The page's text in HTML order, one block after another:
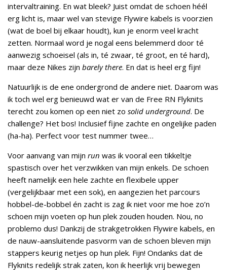
intervaltraining. En wat bleek? Juist omdat de schoen héél
erg licht is, maar wel van stevige Flywire kabels is voorzien
(wat de boel bij elkaar houdt), kun je enorm veel kracht
zetten. Normaal word je nogal eens belemmerd door té
aanwezig schoeisel (als in, té zwaar, té groot, en té hard),
maar deze Nikes zijn barely there. En dat is heel erg fijn!
Natuurlijk is de ene ondergrond de andere niet. Daarom was
ik toch wel erg benieuwd wat er van de Free RN Flyknits
terecht zou komen op een niet zo solid underground. De
challenge? Het bos! Inclusief fijne zachte en ongelijke paden
(ha-ha). Perfect voor test nummer twee…
Voor aanvang van mijn run was ik vooral een tikkeltje
spastisch over het verzwikken van mijn enkels. De schoen
heeft namelijk een hele zachte en flexibele upper
(vergelijkbaar met een sok), en aangezien het parcours
hobbel-de-bobbel én zacht is zag ik niet voor me hoe zo’n
schoen mijn voeten op hun plek zouden houden. Nou, no
problemo dus! Dankzij de strakgetrokken Flywire kabels, en
de nauw-aansluitende pasvorm van de schoen bleven mijn
stappers keurig netjes op hun plek. Fijn! Ondanks dat de
Flyknits redelijk strak zaten, kon ik heerlijk vrij bewegen